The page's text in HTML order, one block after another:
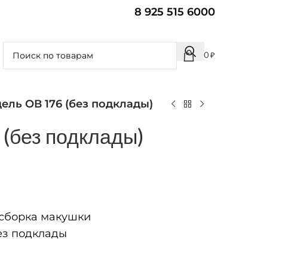
8 925 515 6000
0₽
ОВ 176 (без подклады)
подклады)
макушки
подклады